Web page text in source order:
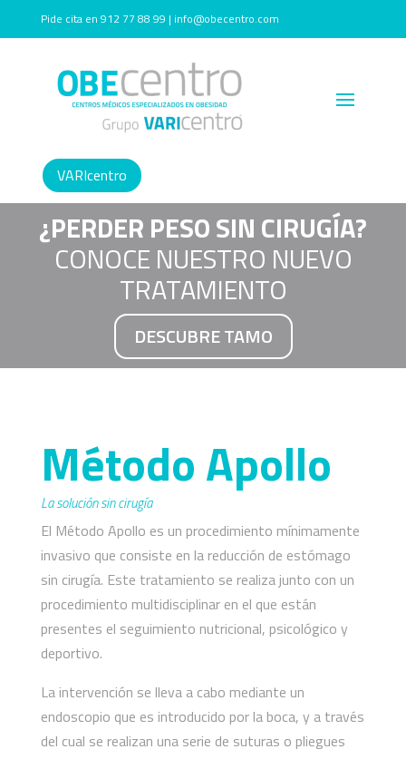
Pide cita en 912 77 88 99 | info@obecentro.com
VARIcentro
¿PERDER PESO SIN CIRUGÍA?
CONOCE NUESTRO NUEVO
TRATAMIENTO
DESCUBRE TAMO
Método Apollo
La solución sin cirugía
El Método Apollo es un procedimiento mínimamente
invasivo que consiste en la reducción de estómago
sin cirugía. Este tratamiento se realiza junto con un
procedimiento multidisciplinar en el que están
presentes el seguimiento nutricional, psicológico y
deportivo.
La intervención se lleva a cabo mediante un
endoscopio que es introducido por la boca, y a través
del cual se realizan una serie de suturas o pliegues